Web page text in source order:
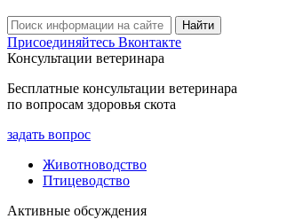
Присоединяйтесь Вконтакте
Консультации ветеринара
Бесплатные консультации ветеринара
по вопросам здоровья скота
задать вопрос
Животноводство
Птицеводство
Активные обсуждения